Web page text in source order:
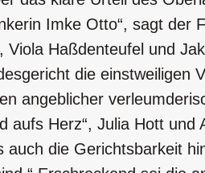
Imke Otto“, sagt der
Viola Haßdenteufel und
die einstweiligen
angeblicher
aufs Herz“, Julia Hott
auch die Gerichtsbarkeit